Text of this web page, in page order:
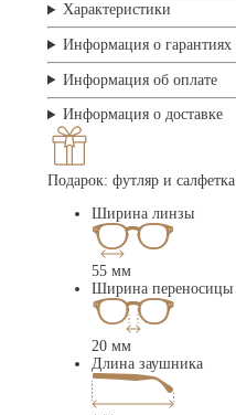
Характеристики
Информация о гарантиях
Информация об оплате
Информация о доставке
Подарок: футляр и
Ширина линзы
55 мм
Ширина переносицы
20 мм
Длина заушника